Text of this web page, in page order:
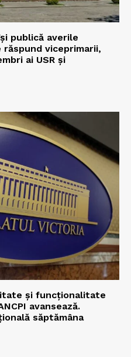
publică averile
viceprimarii,
ai USR și
și funcționalitate
avansează.
săptămâna